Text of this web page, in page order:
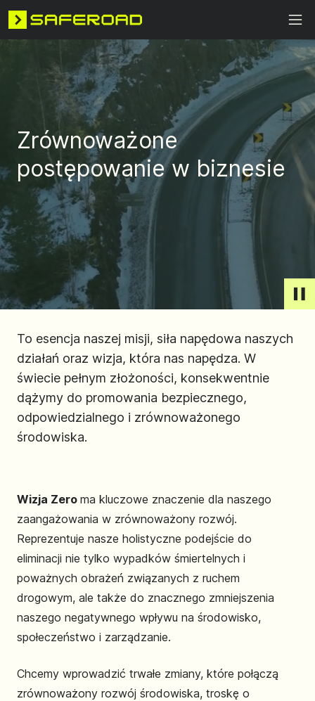
Zrównoważone
postępowanie w biznesie
To esencja naszej misji, siła napędowa naszych
działań oraz wizja, która nas napędza. W
świecie pełnym złożoności, konsekwentnie
dążymy do promowania bezpiecznego,
odpowiedzialnego i zrównoważonego
środowiska.
Wizja Zero ma kluczowe znaczenie dla naszego
zaangażowania w zrównoważony rozwój.
Reprezentuje nasze holistyczne podejście do
eliminacji nie tylko wypadków śmiertelnych i
poważnych obrażeń związanych z ruchem
drogowym, ale także do znacznego zmniejszenia
naszego negatywnego wpływu na środowisko,
społeczeństwo i zarządzanie.
Chcemy wprowadzić trwałe zmiany, które połączą
zrównoważony rozwój środowiska, troskę o